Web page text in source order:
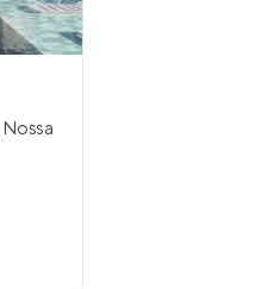
Nossa